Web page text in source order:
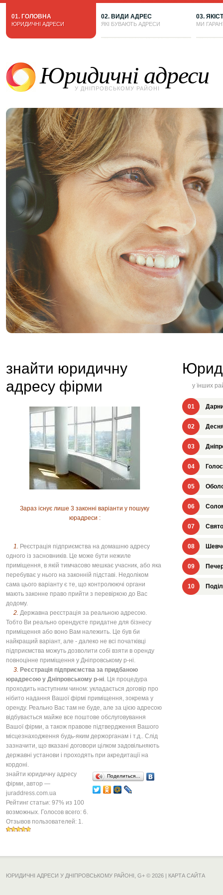
01. ГОЛОВНА
ЮРИДИЧНІ АДРЕСИ
02. ВИДИ АДРЕС
ЯКІ БУВАЮТЬ АДРЕСИ
03.
МИ
Юридичні адреси
У ДНІПРОВСЬКОМУ РАЙОНІ
знайти юридичну
адресу фірми
Зараз існує лише 3 законні варіанти у пошуку
юрадреси :
1. Реєстрація підприємства на домашню адресу
одного із засновників. Це може бути нежиле
приміщення, в якій тимчасово мешкає учасник, або яка
перебуває у нього на законній підставі. Недоліком
сама цього варіанту є те, що контролюючі органи
мають законне право прийти з перевіркою до Вас
додому.
2. Державна реєстрація за реальною адресою.
Тобто Ви реально орендуєте придатне для бізнесу
приміщення або воно Вам належить. Це був би
найкращий варіант, але - далеко не всі початківці
підприємства можуть дозволити собі взяти в оренду
повноцінне приміщення у Дніпровському р-ні.
3. Реєстрація підприємства за придбаною
юрадресою у Дніпровському р-ні. Ця процедура
проходить наступним чином: укладається договір про
нібито надання Вашої фірмі приміщення, зокрема у
оренду. Реально Вас там не буде, але за цією адресою
відбувається майже все поштове обслуговування
Вашої фірми, а також правове підтвердження Вашого
місцезнаходження будь-яким держорганам і т.д.. Слід
зазначити, що вказані договори цілком задовільняють
державні установи і проходять при акредитації на
кордоні.
знайти юридичну адресу
фірми, автор —
juraddress.com.ua
Рейтинг статьи: 97% из 100
возможных. Голосов всего: 6.
Отзывов пользователей: 1.
Поделиться…
у їнших
01
02
03
04
05
06
07
08
09
10
ЮРИДИЧНІ АДРЕСИ У ДНІПРОВСЬКОМУ РАЙОНІ, G+ © 2026 | КАРТА САЙТА